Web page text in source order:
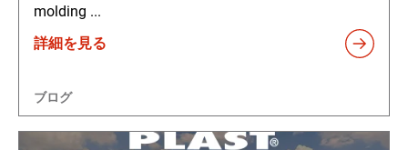
molding ...
詳細を見る
ブログ